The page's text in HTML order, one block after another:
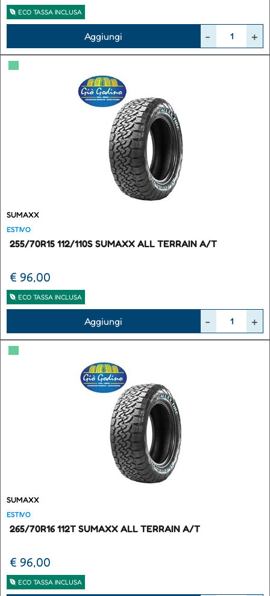
ECO TASSA INCLUSA
Aggiungi
▀
SUMAXX
ESTIVO
255/70R15 112/110S SUMAXX ALL TERRAIN A/T
€ 96,00
ECO TASSA INCLUSA
Aggiungi
▀
SUMAXX
ESTIVO
265/70R16 112T SUMAXX ALL TERRAIN A/T
€ 96,00
ECO TASSA INCLUSA